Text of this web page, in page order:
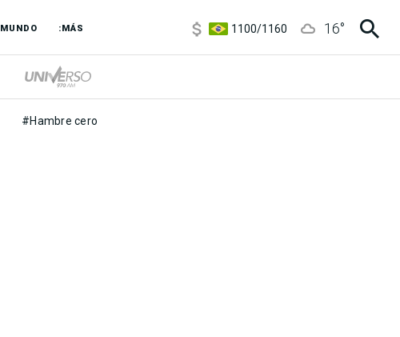
MUNDO :MÁS
1100/1160
16°
#Hambre cero